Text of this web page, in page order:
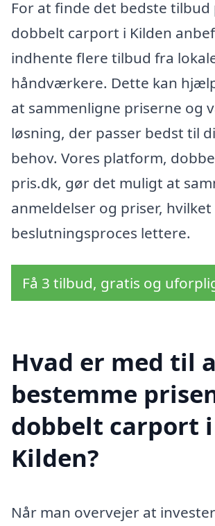
For at finde det bedste tilbud
dobbelt carport i Kilden
indhente flere tilbud fra
håndværkere. Dette kan
at sammenligne priserne og
løsning, der passer bedst til
behov. Vores platform,
pris.dk, gør det muligt at
anmeldelser og priser,
beslutningsproces lettere.
Få 3 tilbud, gratis og
Hvad er med til
bestemme
dobbelt carport i
Kilden?
Når man overvejer at